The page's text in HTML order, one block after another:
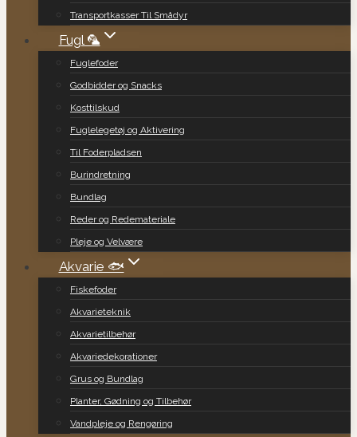
Transportkasser Til Smådyr
Fugl 🦜
Fuglefoder
Godbidder og Snacks
Kosttilskud
Fuglelegetøj og Aktivering
Til Foderpladsen
Burindretning
Bundlag
Reder og Redemateriale
Pleje og Velvære
Akvarie 🐟
Fiskefoder
Akvarieteknik
Akvarietilbehør
Akvariedekorationer
Grus og Bundlag
Planter, Gødning og Tilbehør
Vandpleje og Rengøring